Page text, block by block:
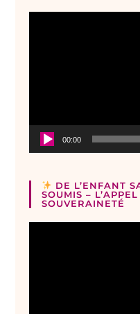
00:00
DE L’ENFANT
SOUMIS –
SOUVERAINETÉ